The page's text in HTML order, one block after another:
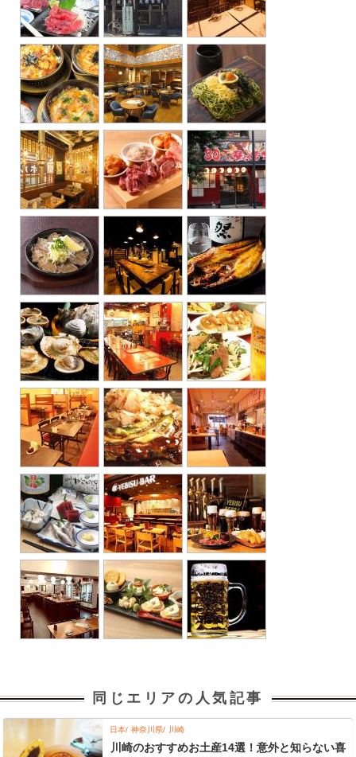
同じエリアの人気記事
日本 神奈川県 川崎
川崎のおすすめお土産14選！意外と知らない喜